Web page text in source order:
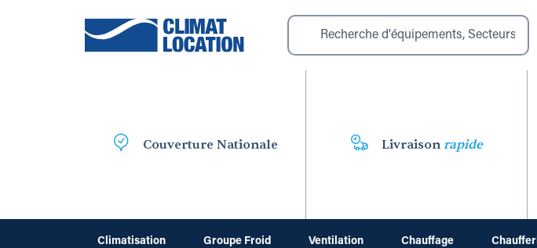
Couverture Nationale Livraison rapide
Climatisation Groupe Froid Ventilation Chauffage